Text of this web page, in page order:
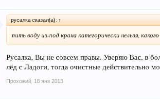
русалка сказал(а): ↑
пить воду из-под крана категорически нельзя,
Русалка, Вы не совсем правы. Уверяю Вас, в
лёд с Ладоги, тогда очистные действительно
Прохожий 18 янв 2013